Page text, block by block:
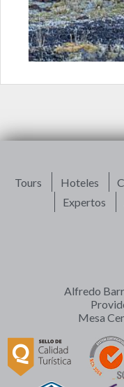
Tours Hoteles
Expertos
Alfredo
Mesa